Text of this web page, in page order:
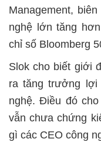
Management,
nghệ lớn tăng
chỉ số Bloomberg
Slok cho biết giới
ra tăng trưởng lợi
nghệ. Điều đó
vẫn chưa chứng
gì các CEO công